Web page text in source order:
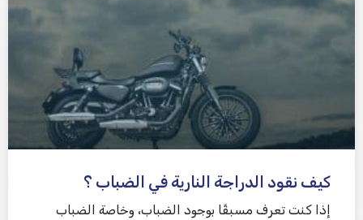
كيف نقود الدراجة النارية في الضباب ؟
إذا كنت تعرف مسبقًا بوجود الضباب، وخاصة الضباب